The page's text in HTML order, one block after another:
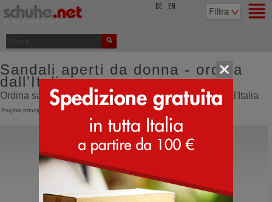
DE EN
Sandali aperti da donna - ordina
dall'Italia
Ordina sandali aperti da donna online direttamente dall'Italia
Pagina principale Donna
Emanuelle Vee
461M Chanel Viola
Chabot elegante